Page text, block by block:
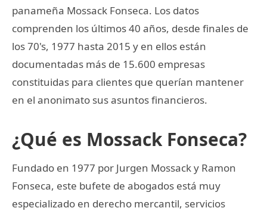
panameña Mossack Fonseca. Los datos
comprenden los últimos 40 años, desde finales de
los 70's, 1977 hasta 2015 y en ellos están
documentadas más de 15.600 empresas
constituidas para clientes que querían mantener
en el anonimato sus asuntos financieros.
¿Qué es Mossack Fonseca?
Fundado en 1977 por Jurgen Mossack y Ramon
Fonseca, este bufete de abogados está muy
especializado en derecho mercantil, servicios